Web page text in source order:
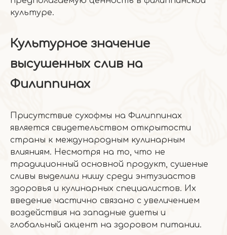
культуре.
Культурное значение
высушенных слив на
Филиппинах
Присутствие сухофмы на Филиппинах
является свидетельством открытости
страны к международным кулинарным
влияниям. Несмотря на то, что не
традиционный основной продукт, сушеные
сливы выделили нишу среди энтузиастов
здоровья и кулинарных специалистов. Их
введение частично связано с увеличением
воздействия на западные диеты и
глобальный акцент на здоровом питании.